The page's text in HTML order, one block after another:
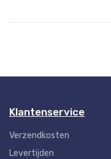
Klantenservice
Verzendkosten
Levertijden